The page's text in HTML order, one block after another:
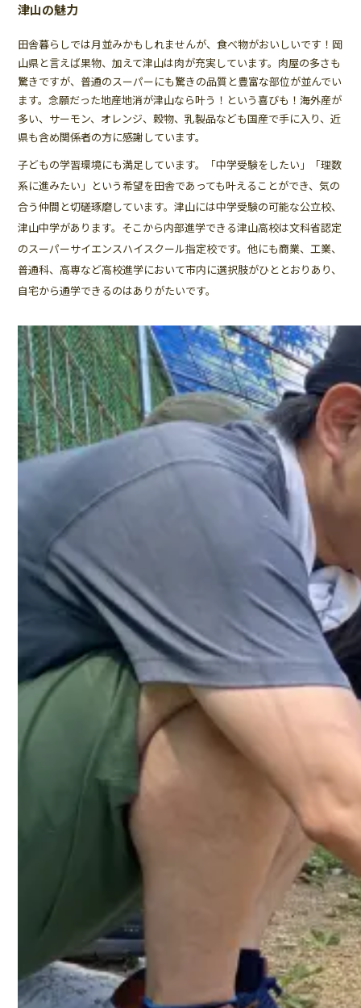
津山の魅力
田舎暮らしでは月並みかもしれませんが、食べ物がおいしいです！岡
山県と言えば果物、加えて津山は肉が充実しています。肉屋の多さも
驚きですが、普通のスーパーにも驚きの品質と豊富な部位が並んでい
ます。念願だった地産地消が津山なら叶う！という喜びも！海外産が
多い、サーモン、オレンジ、穀物、乳製品なども国産で手に入り、近
県も含め関係者の方に感謝しています。
子どもの学習環境にも満足しています。「中学受験をしたい」「理数
系に進みたい」という希望を田舎であっても叶えることができ、気の
合う仲間と切磋琢磨しています。津山には中学受験の可能な公立校、
津山中学があります。そこから内部進学できる津山高校は文科省認定
のスーパーサイエンスハイスクール指定校です。他にも商業、工業、
普通科、高専など高校進学において市内に選択肢がひととおりあり、
自宅から通学できるのはありがたいです。